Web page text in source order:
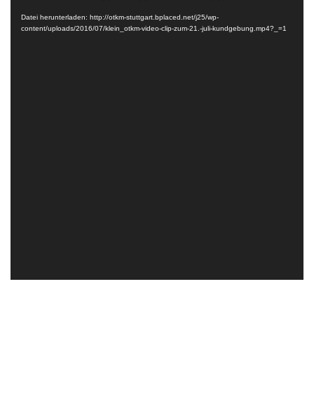
Player
Datei herunterladen: http://otkm-stuttgart.bplaced.net/j25/wp-
content/uploads/2016/07/klein_otkm-video-clip-zum-21.-juli-kundgebung.mp4?_=1